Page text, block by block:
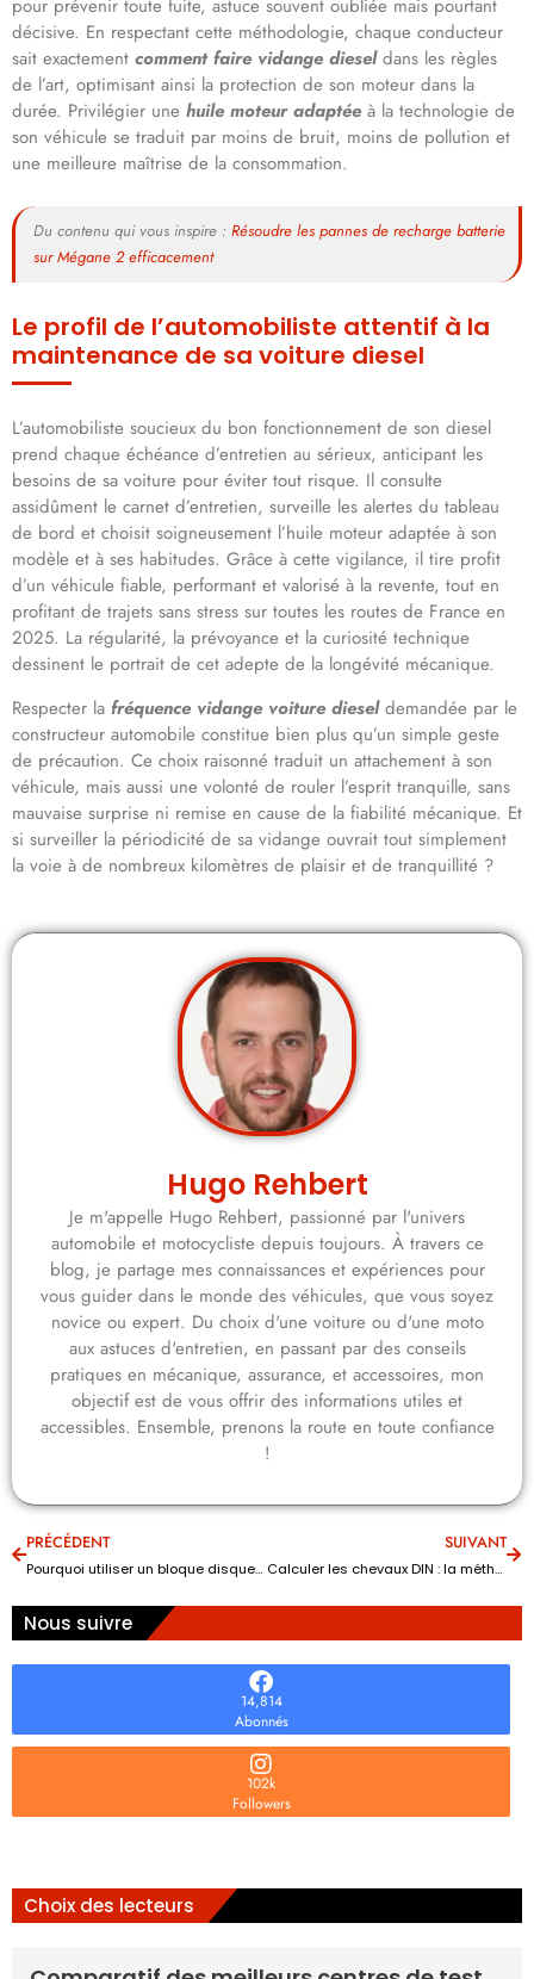
pour prévenir toute fuite, astuce souvent oubliée mais pourtant
décisive. En respectant cette méthodologie, chaque conducteur
sait exactement comment faire vidange dieseldans les règles
de l’art, optimisant ainsi la protection de son moteur dans la
durée. Privilégier une huile moteur adaptée à la technologie de
son véhicule se traduit par moins de bruit, moins de pollution et
une meilleure maîtrise de la consommation.
Du contenu qui vous inspire : Résoudre les pannes de recharge batterie
sur Mégane 2 efficacement
Le profil de l’automobiliste attentif à la
maintenance de sa voiture diesel
L’automobiliste soucieux du bon fonctionnement de son diesel
prend chaque échéance d’entretien au sérieux, anticipant les
besoins de sa voiture pour éviter tout risque. Il consulte
assidûment le carnet d’entretien, surveille les alertes du tableau
de bord et choisit soigneusement l’huile moteur adaptée à son
modèle et à ses habitudes. Grâce à cette vigilance, il tire profit
d’un véhicule fiable, performant et valorisé à la revente, tout en
profitant de trajets sans stress sur toutes les routes de France en
2025. La régularité, la prévoyance et la curiosité technique
dessinent le portrait de cet adepte de la longévité mécanique.
Respecter la fréquence vidange voiture dieseldemandée par le
constructeur automobile constitue bien plus qu’un simple geste
de précaution. Ce choix raisonné traduit un attachement à son
véhicule, mais aussi une volonté de rouler l’esprit tranquille, sans
mauvaise surprise ni remise en cause de la fiabilité mécanique. Et
si surveiller la périodicité de sa vidange ouvrait tout simplement
la voie à de nombreux kilomètres de plaisir et de tranquillité ?
Hugo Rehbert
Je m'appelle Hugo Rehbert, passionné par l'univers
automobile et motocycliste depuis toujours. À travers ce
blog, je partage mes connaissances et expériences pour
vous guider dans le monde des véhicules, que vous soyez
novice ou expert. Du choix d'une voiture ou d'une moto
aux astuces d'entretien, en passant par des conseils
pratiques en mécanique, assurance, et accessoires, mon
objectif est de vous offrir des informations utiles et
accessibles. Ensemble, prenons la route en toute confiance
!
PRÉCÉDENT
Pourquoi utiliser un bloque disque alarme pour protéger sa moto ?
SUIVANT
Calculer les chevaux DIN : la méthode efficace pour connaître la puissance réelle
Nous suivre
14,814
Abonnés
102k
Followers
Choix des lecteurs